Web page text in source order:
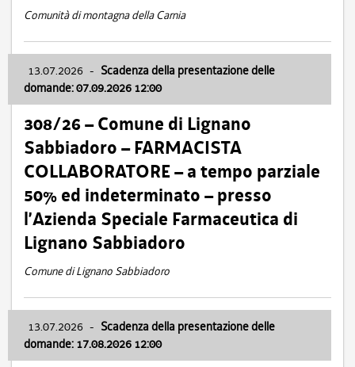
Comunità di montagna della Carnia
13.07.2026 - Scadenza della presentazione delle
domande: 07.09.2026 12:00
308/26 – Comune di Lignano
Sabbiadoro – FARMACISTA
COLLABORATORE – a tempo parziale
50% ed indeterminato – presso
l’Azienda Speciale Farmaceutica di
Lignano Sabbiadoro
Comune di Lignano Sabbiadoro
13.07.2026 - Scadenza della presentazione delle
domande: 17.08.2026 12:00